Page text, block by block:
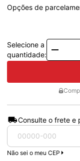
Opções de
à vistaR$ 15,65
Selecione a
quantidade:
Consulte o frete e
Não sei o meu CEP